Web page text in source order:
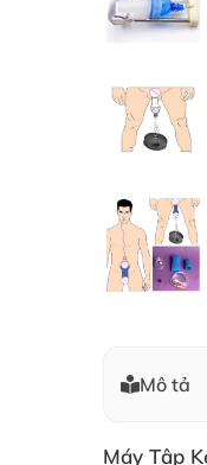
Mô tả
Máy Tập